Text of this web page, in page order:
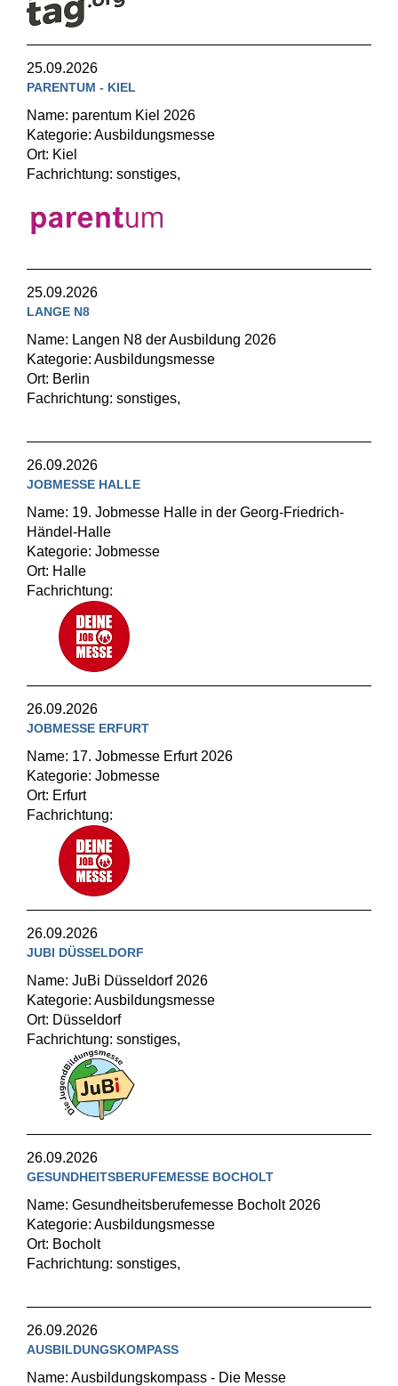
25.09.2026
PARENTUM - KIEL
Name: parentum Kiel 2026
Kategorie: Ausbildungsmesse
Ort: Kiel
Fachrichtung: sonstiges,
25.09.2026
LANGE N8
Name: Langen N8 der Ausbildung 2026
Kategorie: Ausbildungsmesse
Ort: Berlin
Fachrichtung: sonstiges,
26.09.2026
JOBMESSE HALLE
Name: 19. Jobmesse Halle in der Georg-Friedrich-
Händel-Halle
Kategorie: Jobmesse
Ort: Halle
Fachrichtung:
26.09.2026
JOBMESSE ERFURT
Name: 17. Jobmesse Erfurt 2026
Kategorie: Jobmesse
Ort: Erfurt
Fachrichtung:
26.09.2026
JUBI DÜSSELDORF
Name: JuBi Düsseldorf 2026
Kategorie: Ausbildungsmesse
Ort: Düsseldorf
Fachrichtung: sonstiges,
26.09.2026
GESUNDHEITSBERUFEMESSE BOCHOLT
Name: Gesundheitsberufemesse Bocholt 2026
Kategorie: Ausbildungsmesse
Ort: Bocholt
Fachrichtung: sonstiges,
26.09.2026
AUSBILDUNGSKOMPASS
Name: Ausbildungskompass - Die Messe